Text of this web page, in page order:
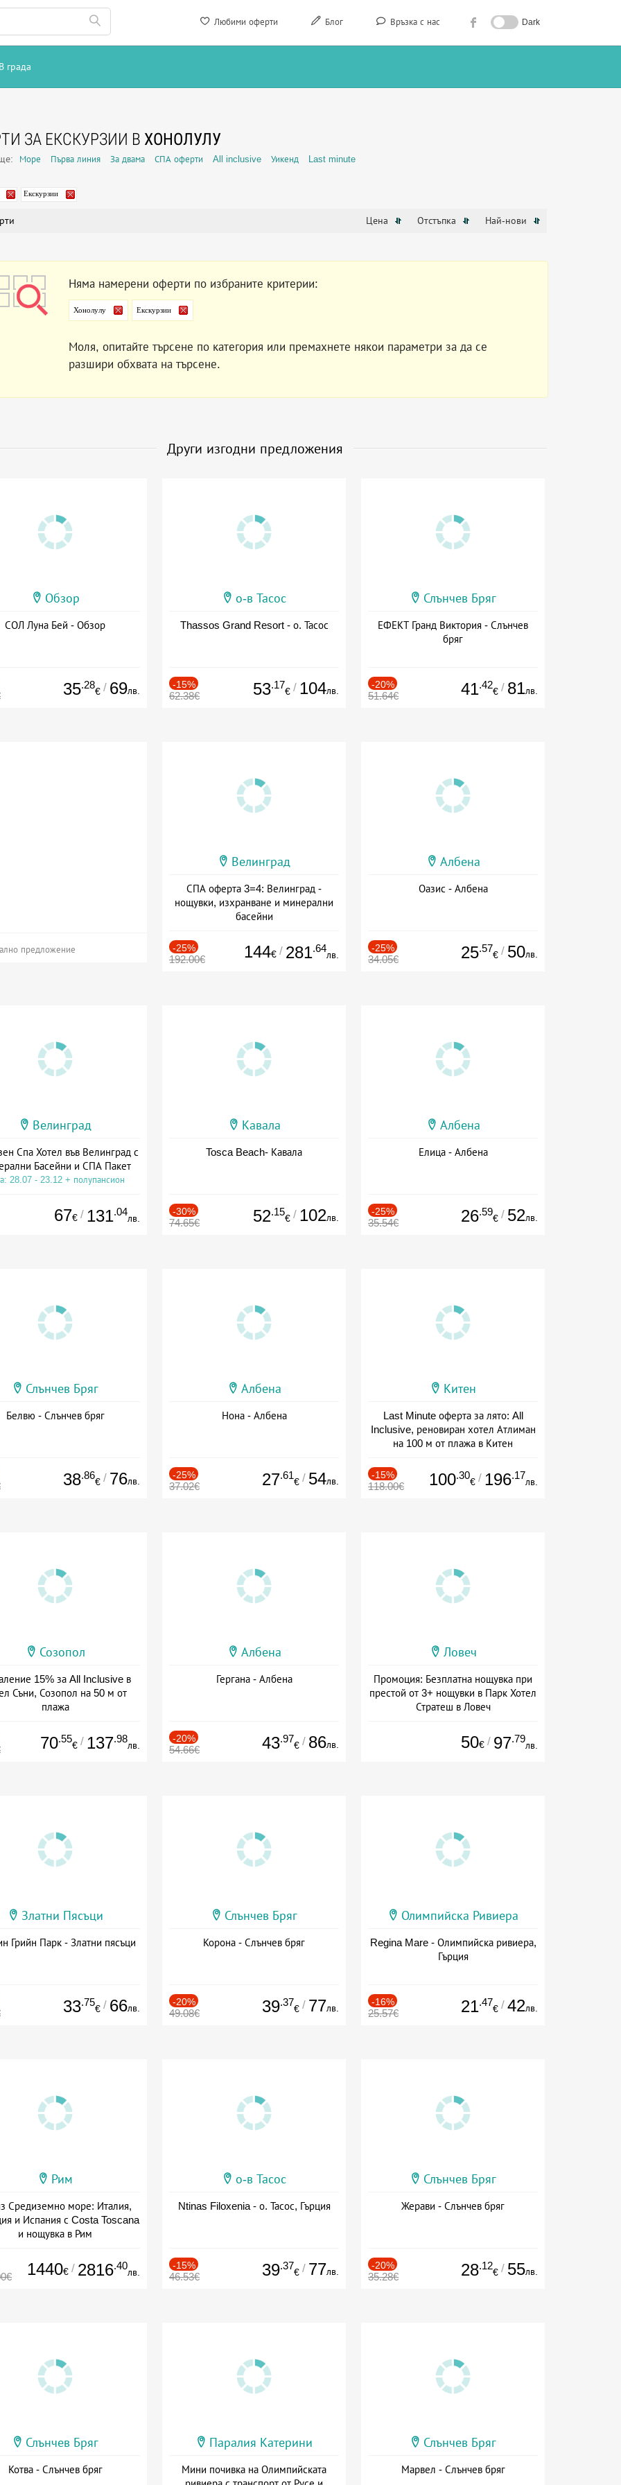
Любими оферти Блог Връзка с нас Dark
В града
ЗА ЕКСКУРЗИИ В ХОНОЛУЛУ
Море Първа линия За двама СПА оферти All inclusive Уикенд Last minute
Екскурзии
Цена Отстъпка Най-нови
Няма намерени оферти по избраните критерии:
Хонолулу Екскурзии
Моля, опитайте търсене по категория или премахнете някои параметри за да се
разшири обхвата на търсене.
Други изгодни предложения
Обзор
СОЛ Луна Бей - Обзор
35.28
€ / 69лв.
о-в Тасос
Thassos Grand Resort - о. Тасос
-15%
62.38€ 53.17
€ / 104лв.
Слънчев Бряг
ЕФЕКТ Гранд Виктория - Слънчев
бряг
-20%
51.64€ 41.42
€ / 81лв.
предложение
Велинград
СПА оферта 3=4: Велинград -
нощувки, изхранване и минерални
басейни
-25%
192.00€ 144€ / 281.64
лв.
Албена
Оазис - Албена
-25%
34.05€ 25.57
€ / 50лв.
Велинград
Спа Хотел във Велинград с
Басейни и СПА Пакет
28.07 - 23.12 + полупансион
67€ / 131.04
лв.
Кавала
Tosca Beach- Кавала
-30%
74.65€ 52.15
€ / 102лв.
Албена
Елица - Албена
-25%
35.54€ 26.59
€ / 52лв.
Слънчев Бряг
Белвю - Слънчев бряг
38.86
€ / 76лв.
Албена
Нона - Албена
-25%
37.02€ 27.61
€ / 54лв.
Китен
Last Minute оферта за лято: All
Inclusive, реновиран хотел Атлиман
на 100 м от плажа в Китен
-15%
118.00€ 100.30
€ / 196.17
лв.
Созопол
15% за All Inclusive в
Съни, Созопол на 50 м от
плажа
70.55
€ / 137.98
лв.
Албена
Гергана - Албена
-20%
54.66€ 43.97
€ / 86лв.
Ловеч
Промоция: Безплатна нощувка при
престой от 3+ нощувки в Парк Хотел
Стратеш в Ловеч
50€ / 97.79
лв.
Златни Пясъци
Грийн Парк - Златни пясъци
33.75
€ / 66лв.
Слънчев Бряг
Корона - Слънчев бряг
-20%
49.08€ 39.37
€ / 77лв.
Олимпийска Ривиера
Regina Mare - Олимпийска ривиера,
Гърция
-16%
25.57€ 21.47
€ / 42лв.
Рим
Средиземно море: Италия,
и Испания с Costa Toscana
и нощувка в Рим
1440€ / 2816.40
лв.
о-в Тасос
Ntinas Filoxenia - о. Тасос, Гърция
-15%
46.53€ 39.37
€ / 77лв.
Слънчев Бряг
Жерави - Слънчев бряг
-20%
35.28€ 28.12
€ / 55лв.
Слънчев Бряг
Котва - Слънчев бряг
Паралия Катерини
Мини почивка на Олимпийската
Слънчев Бряг
Марвел - Слънчев бряг